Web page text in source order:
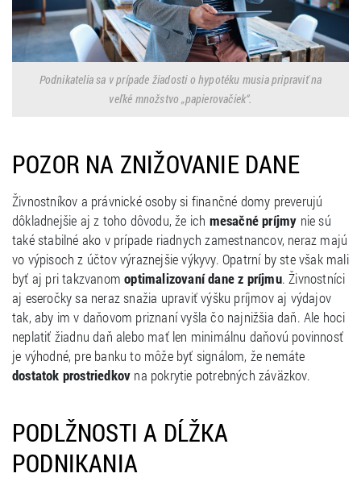
Podnikatelia sa v prípade žiadosti o hypotéku musia pripraviť na
veľké množstvo „papierovačiek“.
POZOR NA ZNIŽOVANIE DANE
Živnostníkov a právnické osoby si finančné domy preverujú
dôkladnejšie aj z toho dôvodu, že ich mesačné príjmy nie sú
také stabilné ako v prípade riadnych zamestnancov, neraz majú
vo výpisoch z účtov výraznejšie výkyvy. Opatrní by ste však mali
byť aj pri takzvanomoptimalizovaní dane z príjmu. Živnostníci
aj eseročky sa neraz snažia upraviť výšku príjmov aj výdajov
tak, aby im v daňovom priznaní vyšla čo najnižšia daň. Ale hoci
neplatiť žiadnu daň alebo mať len minimálnu daňovú povinnosť
je výhodné, pre banku to môže byť signálom, že nemáte
dostatok prostriedkov na pokrytie potrebných záväzkov.
PODLŽNOSTI A DĹŽKA
PODNIKANIA